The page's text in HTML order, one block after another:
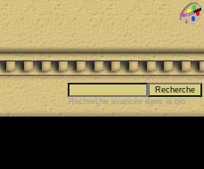
Recherche avancée dans la bio